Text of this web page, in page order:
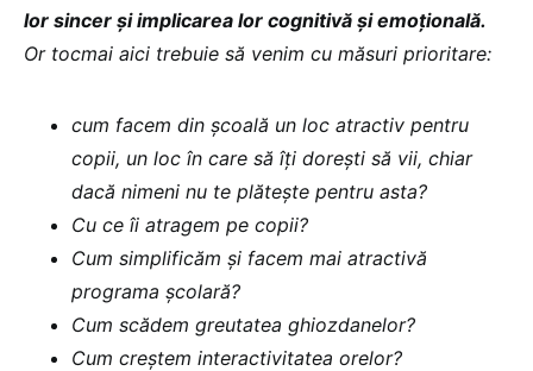
lor sincer și implicarea lor cognitivă și emoțională.
Or tocmai aici trebuie să venim cu măsuri prioritare:
cum facem din școală un loc atractiv pentru
copii, un loc în care să îți dorești să vii, chiar
dacă nimeni nu te plătește pentru asta?
Cu ce îi atragem pe copii?
Cum simplificăm și facem mai atractivă
programa școlară?
Cum scădem greutatea ghiozdanelor?
Cum creștem interactivitatea orelor?